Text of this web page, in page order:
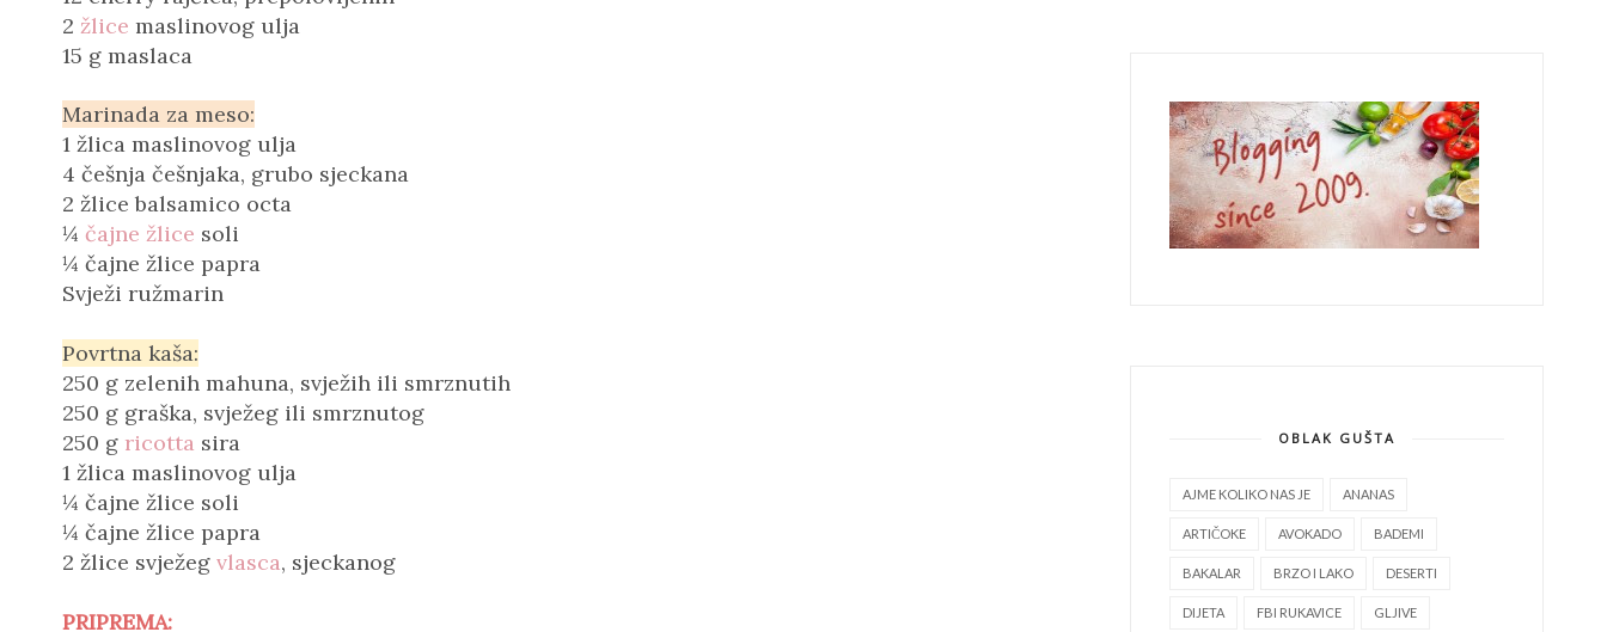
2 žlice maslinovog ulja
15 g maslaca
Marinada za meso:
1 žlica maslinovog ulja
4 češnja češnjaka, grubo sjeckana
2 žlice balsamico octa
¼ čajne žlice soli
¼ čajne žlice papra
Svježi ružmarin
Povrtna kaša:
250 g zelenih mahuna, svježih ili smrznutih
250 g graška, svježeg ili smrznutog
250 g ricotta sira
1 žlica maslinovog ulja
¼ čajne žlice soli
¼ čajne žlice papra
2 žlice svježeg vlasca, sjeckanog
PRIPREMA:
OBLAK GUŠTA
AJME KOLIKO NAS JE ANANAS
ARTIČOKE AVOKADO BADEMI
BAKALAR BRZO I LAKO DESERTI
DIJETA FBI RUKAVICE GLJIVE